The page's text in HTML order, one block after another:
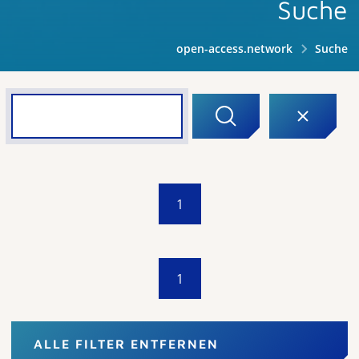
Suche
open-access.network Suche
1
1
ALLE FILTER ENTFERNEN